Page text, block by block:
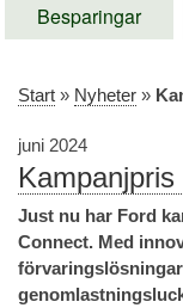
Besparingar
Start » Nyheter »
juni 2024
Just nu har Ford
Connect. Med